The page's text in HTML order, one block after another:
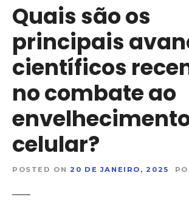
Quais são os
principais
científicos
no combate ao
celular?
POSTED ON 20 DE JANEIRO, 2025